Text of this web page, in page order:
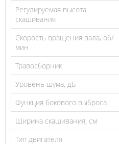
Регулируемая высота
скашивания
Скорость вращения вала, об/
мин
Травосборник
Уровень шума, дБ
Функция бокового выброса
Ширина скашивания, см
Тип двигателя